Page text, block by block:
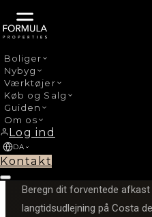
Boliger
Nybyg
Værktøjer
Køb og Salg
Guiden
Om os
Log ind
DA
Kontakt
INVESTORVÆRKTØJ
Beregn dit forventede
langtidsudlejning på Costa